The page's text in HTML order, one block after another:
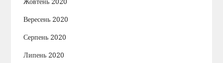
Вересень 2020
Серпень 2020
Липень 2020